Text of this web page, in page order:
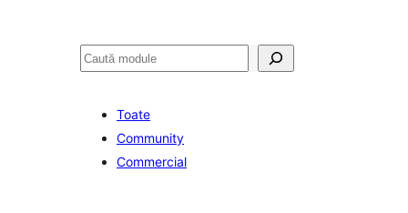
Caută
Toate
Community
Commercial